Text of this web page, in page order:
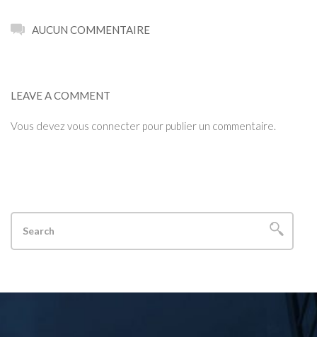
AUCUN COMMENTAIRE
LEAVE A COMMENT
Vous devez vous connecter pour publier un commentaire.